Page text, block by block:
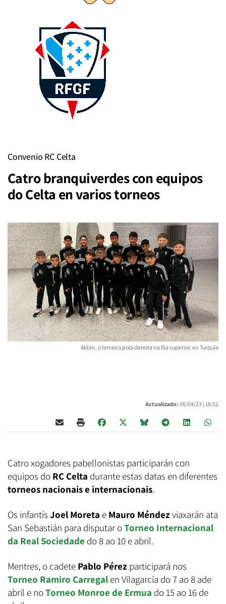
Convenio RC Celta
Catro branquiverdes con equipos
do Celta en varios torneos
Aldán, o terceiro pola dereita na fila superior, en Turquía
Actualizado: 06/04/23 | 16:52
Catro xogadores pabellonistas participarán con
equipos do RC Celta durante estas datas en diferentes
torneos nacionais e internacionais.
Os infantís Joel Moreta e Mauro Méndezviaxarán ata
San Sebastián para disputar oTorneo Internacional
da Real Sociedade do 8 ao 10 e abril.
Mentres, o cadete Pablo Pérez participará nos
Torneo Ramiro Carregal en Vilagarcía do 7 ao 8 ade
abril e noTorneo Monroe de Ermua do 15 ao 16 de